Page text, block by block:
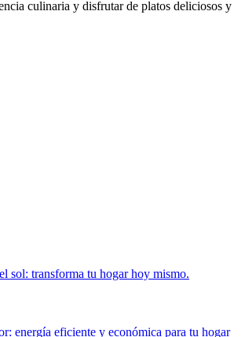
culinaria y disfrutar de platos deliciosos y
sol: transforma tu hogar hoy mismo.
energía eficiente y económica para tu hogar